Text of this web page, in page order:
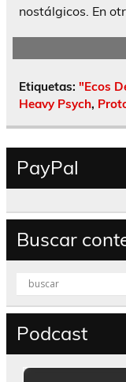
nostálgicos. En
Etiquetas: "Ecos
Heavy Psych,
PayPal
Buscar
Podcast